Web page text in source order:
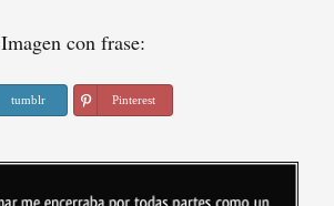
Imagen con frase:
tumblr Pinterest